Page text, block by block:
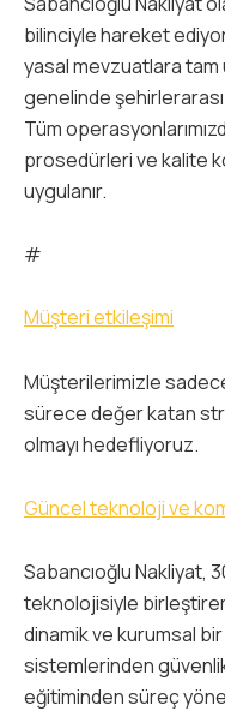
bilinciyle hareket
yasal mevzuatlara
genelinde şehirlerarası
Tüm
prosedürleri ve kalite
uygulanır.
#
Müşteri etkileşimi
Müşterilerimizle
sürece değer katan
olmayı hedefliyoruz.
Güncel teknoloji ve
Sabancıoğlu Nakliyat,
teknolojisiyle
dinamik ve kurumsal
sistemlerinden
eğitiminden süreç